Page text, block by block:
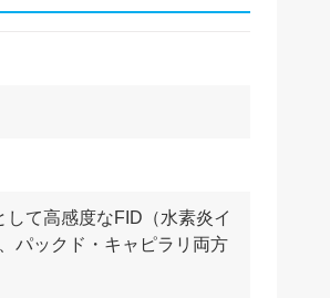
て高感度なFID（水素炎イ
パックド・キャピラリ両方